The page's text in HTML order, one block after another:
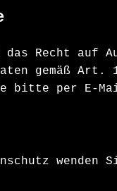
Recht auf
gemäß Art.
bitte per E-